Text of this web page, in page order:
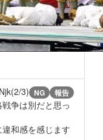
3) NG 報告
争は別だと思っ
和感を感じます